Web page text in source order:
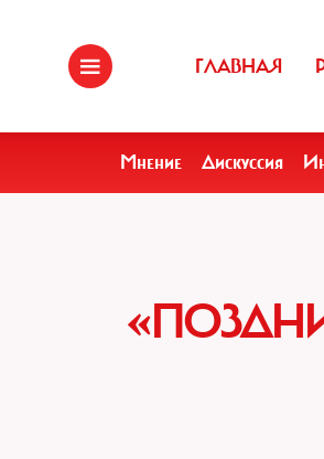
ГЛАВНАЯ
Мнение Дискуссия